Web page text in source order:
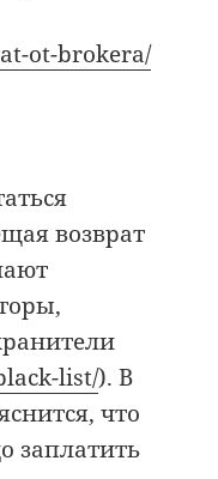
ot-brokera/
возврат
list/). В
что
заплатить